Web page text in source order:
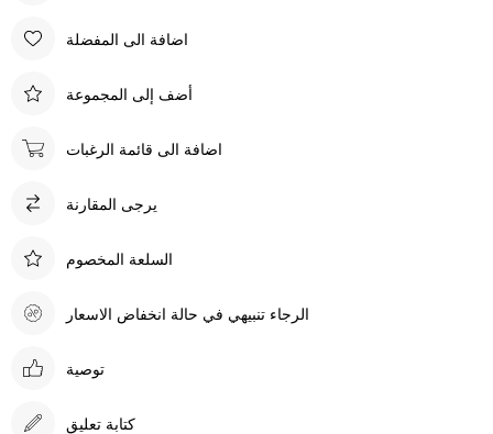
اضافة الى المفضلة
أضف إلى المجموعة
اضافة الى قائمة الرغبات
يرجى المقارنة
السلعة المخصوم
الرجاء تنبيهي في حالة انخفاض الاسعار
توصية
كتابة تعليق